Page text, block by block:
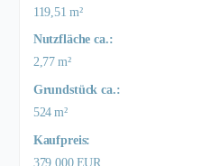
119,51 m²
Nutzfläche ca.:
2,77 m²
Grund­stück ca.:
524 m²
Kaufpreis:
379.000 EUR